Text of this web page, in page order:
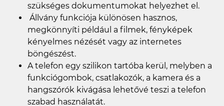
szükséges dokumentumokat helyezhet el.
Állvány funkciója különösen hasznos,
megkönnyíti például a filmek, fényképek
kényelmes nézését vagy az internetes
böngészést.
A telefon egy szilikon tartóba kerül, melyben a
funkciógombok, csatlakozók, a kamera és a
hangszórók kivágása lehetővé teszi a telefon
szabad használatát.